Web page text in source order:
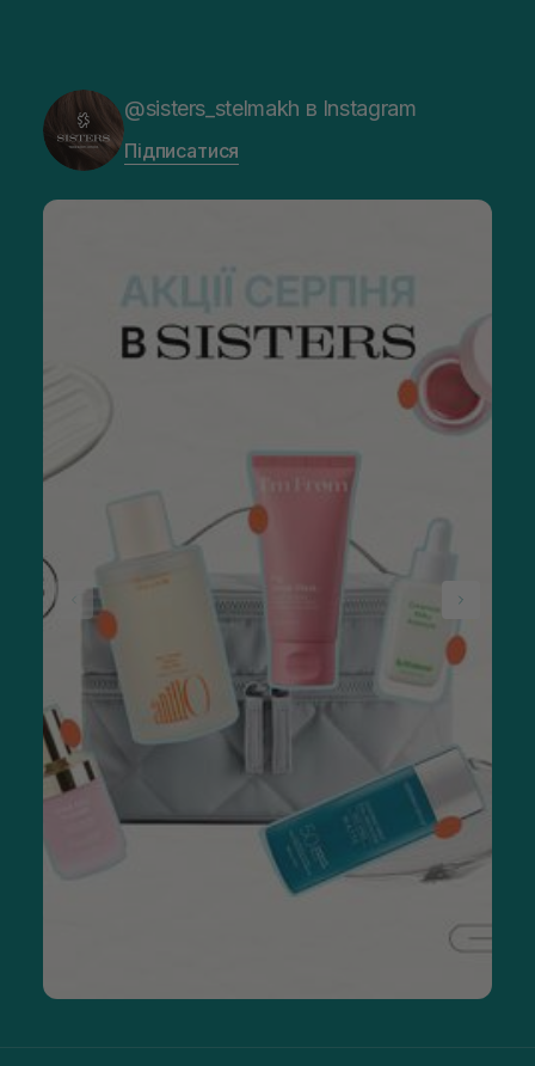
@sisters_stelmakh в Instagram
Підписатися